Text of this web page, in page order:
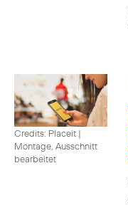
Credits: Placeit |
Montage, Ausschnitt
bearbeitet